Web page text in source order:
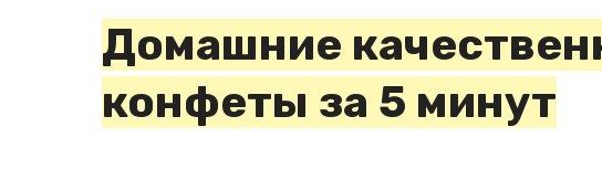
Домашние
конфеты за 5 минут